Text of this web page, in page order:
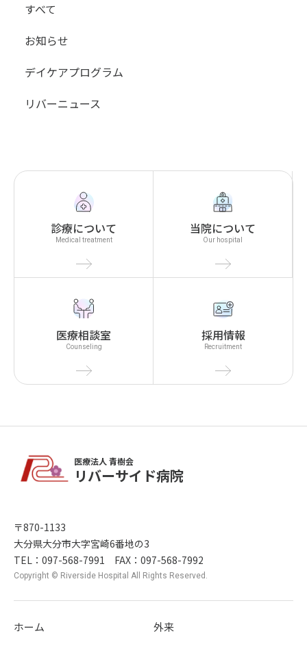
すべて
お知らせ
デイケアプログラム
リバーニュース
診療について
Medical treatment
当院について
Our hospital
医療相談室
Counseling
採用情報
Recruitment
医療法人 青樹会
リバーサイド病院
〒870-1133
大分県大分市大字宮崎6番地の3
TEL：097-568-7991 FAX：097-568-7992
Copyright © Riverside Hospital All Rights Reserved.
ホーム 外来